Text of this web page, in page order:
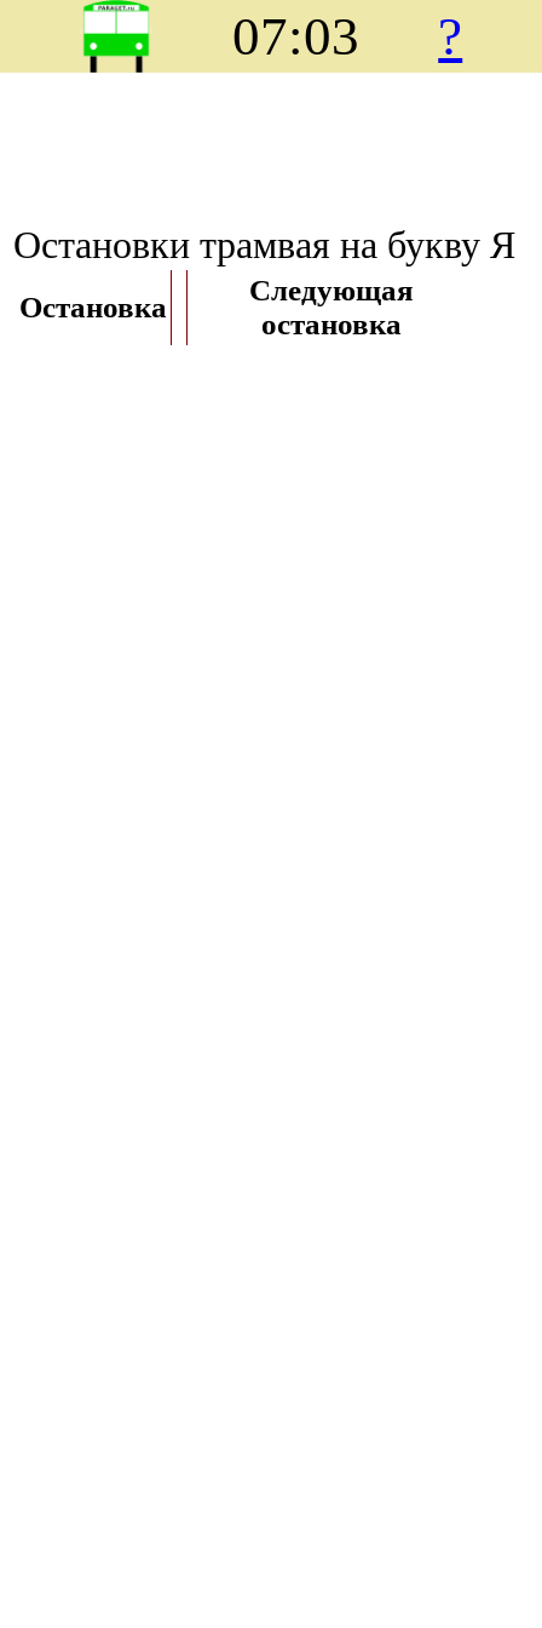
07:03 ?
Остановки трамвая на букву Я
Остановка
Следующая
остановка